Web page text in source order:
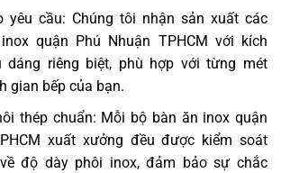
yêu cầu: Chúng tôi nhận sản xuất các
quận Phú Nhuận TPHCM với kích
dáng riêng biệt, phù hợp với từng mét
gian bếp của bạn.
thép chuẩn: Mỗi bộ bàn ăn inox quận
xuất xưởng đều được kiểm soát
độ dày phôi inox, đảm bảo sự chắc